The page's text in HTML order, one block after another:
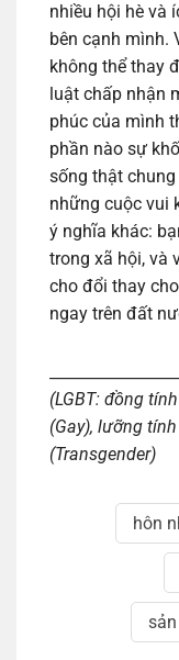
nhiều hội hè và
bên cạnh mình.
không thể thay
luật chấp nhận
phúc của mình
phần nào sự
sống thật
những cuộc vui
ý nghĩa khác:
trong xã hội, và
cho đổi thay
ngay trên đất
(LGBT: đồng
(Gay), lưỡng
(Transgender)
hôn